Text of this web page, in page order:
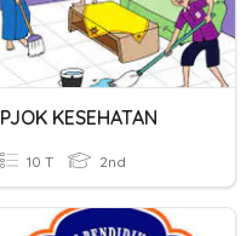
PJOK KESEHATAN
10 T 2nd